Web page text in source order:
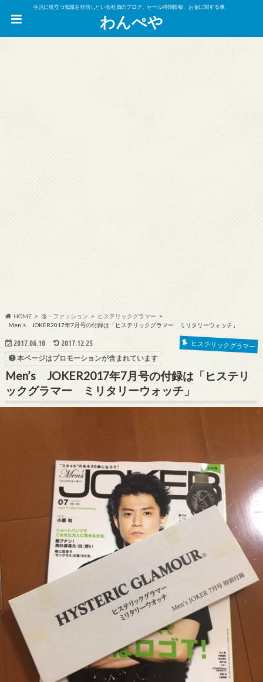
生活に役立つ知識を発信したい会社員のブログ。セール時期情報、お金に関する事。
わんぺや
HOME 服・ファッション
ヒステリックグラマー
Men's JOKER2017年7月号の付録は「ヒステリックグラマー ミリタリーウォッチ」
2017.06.10 2017.12.25 ヒステリックグラマー
本ページはプロモーションが含まれています
Men’s JOKER2017年7月号の付録は「ヒステリ
ックグラマー ミリタリーウォッチ」